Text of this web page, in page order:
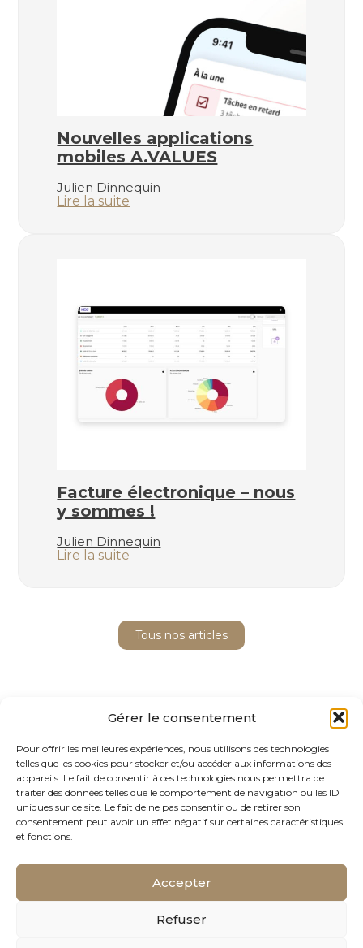
Gérer le consentement
Pour offrir les meilleures expériences, nous utilisons des technologies
telles que les cookies pour stocker et/ou accéder aux informations des
appareils. Le fait de consentir à ces technologies nous permettra de
traiter des données telles que le comportement de navigation ou les ID
uniques sur ce site. Le fait de ne pas consentir ou de retirer son
consentement peut avoir un effet négatif sur certaines caractéristiques
et fonctions.
Accepter
Refuser
Nouvelles applications
mobiles A.VALUES
Julien Dinnequin
Lire la suite
Facture électronique – nous
y sommes !
Julien Dinnequin
Lire la suite
y
sommes
Tous nos articles
Footer
Principale
Bureau d’Aix-en-Provence
Les Carrés de l’Arc Bâtiment C
13590 Meyreuil
04 42 98 99 42 cabinet@avalues.fr